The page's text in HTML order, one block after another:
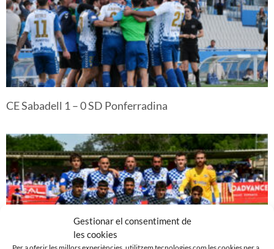
Gestionar el consentiment de
les cookies
Per a oferir les millors experiències, utilitzem tecnologies com les cookies per a
CE Sabadell 1 – 0 SD Ponferradina